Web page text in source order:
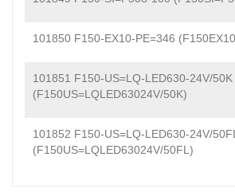
101850 F150-EX10-PE=346
101851 F150-US=LQ-LED630-24V/50K
(F150US=LQLED63024V/50K)
101852 F150-US=LQ-LED630-24V/50FL
(F150US=LQLED63024V/50FL)